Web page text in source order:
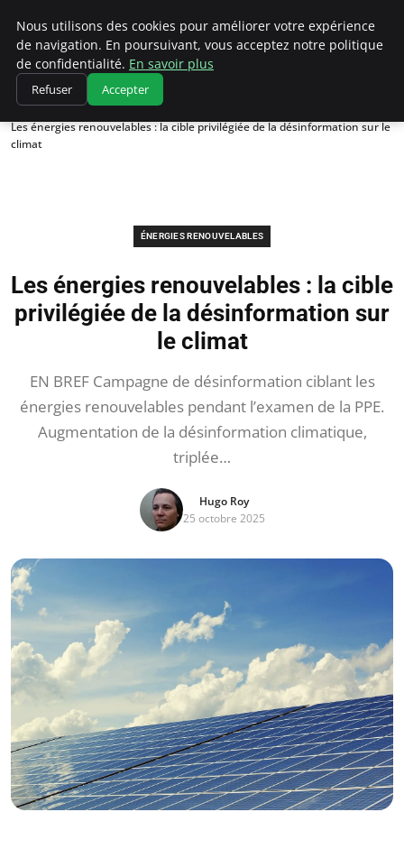
Climatedebtagents
Accueil
Énergies Renouvelables
Les énergies renouvelables : la cible privilégiée de la désinformation sur le
climat
ÉNERGIES RENOUVELABLES
Les énergies renouvelables : la cible
privilégiée de la désinformation sur
le climat
EN BREF Campagne de désinformation ciblant les
énergies renouvelables pendant l’examen de la PPE.
Augmentation de la désinformation climatique,
triplée…
Hugo Roy
25 octobre 2025
Nous utilisons des cookies pour améliorer votre expérience
de navigation. En poursuivant, vous acceptez notre politique
de confidentialité. En savoir plus
Refuser Accepter